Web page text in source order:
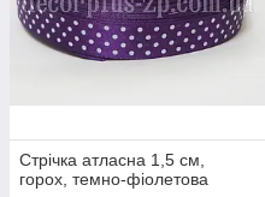
Стрічка атласна 1,5 см,
горох, темно-фіолетова